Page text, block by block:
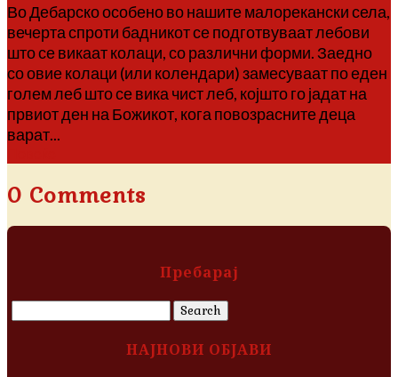
Во Дебарско особено во нашите малорекански села,
вечерта спроти бадникот се подготвуваат лебови
што се викаат колаци, со различни форми. Заедно
со овие колаци (или колендари) замесуваат по еден
голем леб што се вика чист леб, којшто го јадат на
првиот ден на Божикот, кога повозрасните деца
варат...
0 Comments
Пребарај
for:
НАЈНОВИ ОБЈАВИ